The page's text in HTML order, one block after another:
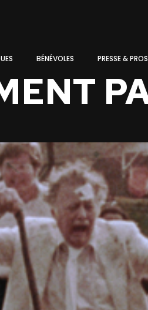
BÉNÉVOLES PRESSE & PROS